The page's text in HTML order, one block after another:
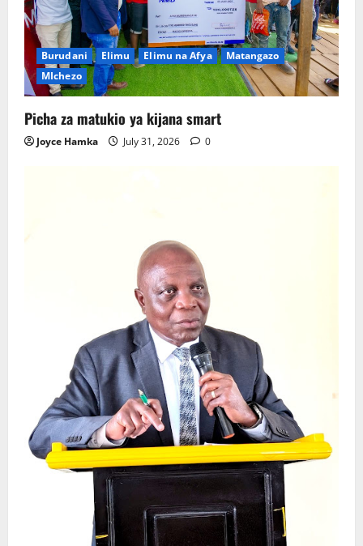
Burudani Elimu Elimu na Afya
Matangazo
MIchezo
Picha za matukio ya kijana smart
Joyce Hamka July 31, 2026 0